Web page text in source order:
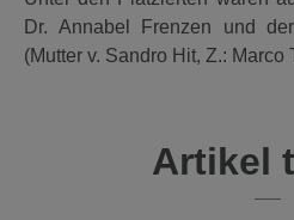
Dr. Annabel Frenzen und
(Mutter v. Sandro Hit, Z.: Marco
Artikel